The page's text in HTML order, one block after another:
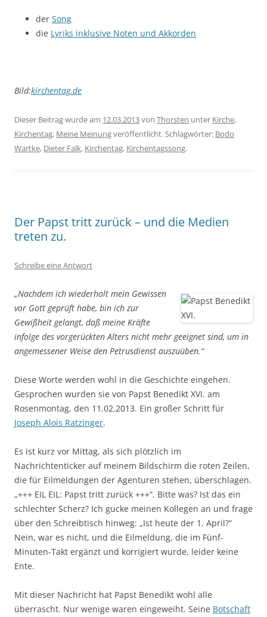
der Song
die Lyriks inklusive Noten und Akkorden
Bild:kirchentag.de
Dieser Beitrag wurde am 12.03.2013von Thorsten unter Kirche,
Kirchentag, Meine Meinungveröffentlicht. Schlagwörter: Bodo
Wartke, Dieter Falk, Kirchentag, Kirchentagssong.
Der Papst tritt zurück – und die Medien
treten zu.
Schreibe eine Antwort
„Nachdem ich wiederholt mein Gewissen
vor Gott geprüft habe, bin ich zur
Gewißheit gelangt, daß meine Kräfte
infolge des vorgerückten Alters nicht mehr geeignet sind, um in
angemessener Weise den Petrusdienst auszuüben.“
Diese Worte werden wohl in die Geschichte eingehen.
Gesprochen wurden sie von Papst Benedikt XVI. am
Rosenmontag, den 11.02.2013. Ein großer Schritt für
Joseph Alois Ratzinger.
Es ist kurz vor Mittag, als sich plötzlich im
Nachrichtenticker auf meinem Bildschirm die roten Zeilen,
die für Eilmeldungen der Agenturen stehen, überschlagen.
„+++ EIL EIL: Papst tritt zurück +++“. Bitte was? Ist das ein
schlechter Scherz? Ich gucke meinen Kollegen an und frage
über den Schreibtisch hinweg: „Ist heute der 1. April?“
Nein, war es nicht, und die Eilmeldung, die im Fünf-
Minuten-Takt ergänzt und korrigiert wurde, leider keine
Ente.
Mit dieser Nachricht hat Papst Benedikt wohl alle
überrascht. Nur wenige waren eingeweiht. Seine Botschaft